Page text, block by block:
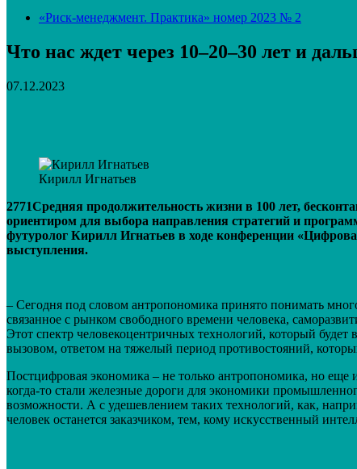
«Риск-менеджмент. Практика» номер 2023 № 2
Что нас ждет через 10–20–30 лет и
07.12.2023
Кирилл Игнатьев
2771Средняя продолжительность жизни в 100 лет,
ориентиром для выбора направления стратегий и
футуролог Кирилл Игнатьев в ходе конференции
выступления.
– Сегодня под словом антропономика принято понимать
связанное с рынком свободного времени человека,
Этот спектр человекоцентричных технологий, который будет
вызовом, ответом на тяжелый период противостояний,
Постцифровая экономика – не только антропономика, но
когда-то стали железные дороги для экономики
возможности. А с удешевлением таких технологий, как,
человек останется заказчиком, тем, кому искусственный